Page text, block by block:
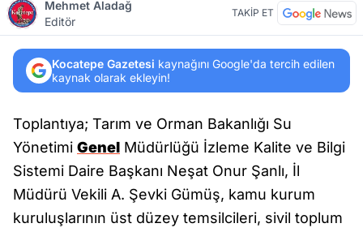
Mehmet Aladağ
Editör
TAKİP ET
Kocatepe Gazetesi kaynağını Google'da tercih edilen
kaynak olarak ekleyin!
Toplantıya; Tarım ve Orman Bakanlığı Su
Yönetimi Genel Müdürlüğü İzleme Kalite ve Bilgi
Sistemi Daire Başkanı Neşat Onur Şanlı, İl
Müdürü Vekili A. Şevki Gümüş, kamu kurum
kuruluşlarının üst düzey temsilcileri, sivil toplum